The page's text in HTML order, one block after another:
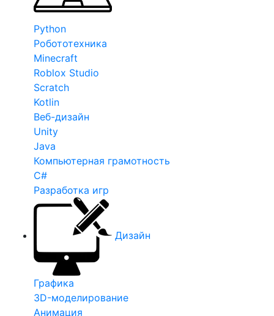
Python
Робототехника
Minecraft
Roblox Studio
Scratch
Kotlin
Веб-дизайн
Unity
Java
Компьютерная грамотность
C#
Разработка игр
Дизайн
Графика
3D-моделирование
Анимация